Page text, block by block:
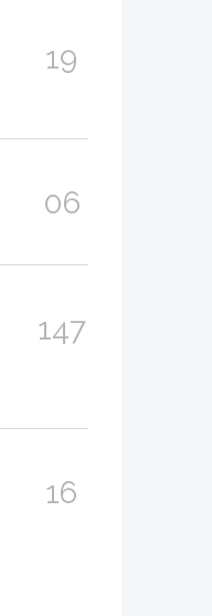
19
06
147
16